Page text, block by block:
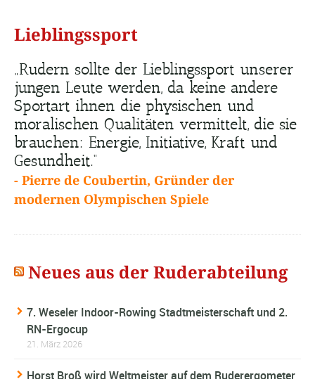
Lieblingssport
„Rudern sollte der Lieblingssport unserer
jungen Leute werden, da keine andere
Sportart ihnen die physischen und
moralischen Qualitäten vermittelt, die sie
brauchen: Energie, Initiative, Kraft und
Gesundheit.“
- Pierre de Coubertin, Gründer der
modernen Olympischen Spiele
Neues aus der Ruderabteilung
7. Weseler Indoor-Rowing Stadtmeisterschaft und 2.
RN-Ergocup
21. März 2026
Horst Broß wird Weltmeister auf dem Ruderergometer